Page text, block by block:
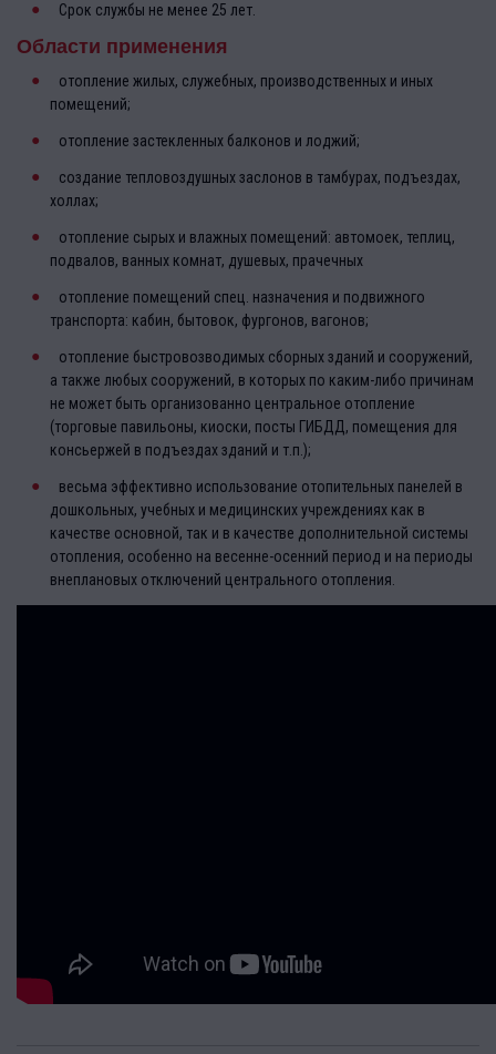
Срок службы не менее 25 лет.
Области применения
отопление жилых, служебных, производственных и иных
помещений;
отопление застекленных балконов и лоджий;
создание тепловоздушных заслонов в тамбурах, подъездах,
холлах;
отопление сырых и влажных помещений: автомоек, теплиц,
подвалов, ванных комнат, душевых, прачечных
отопление помещений спец. назначения и подвижного
транспорта: кабин, бытовок, фургонов, вагонов;
отопление быстровозводимых сборных зданий и сооружений,
а также любых сооружений, в которых по каким-либо причинам
не может быть организованно центральное отопление
(торговые павильоны, киоски, посты ГИБДД, помещения для
консьержей в подъездах зданий и т.п.);
весьма эффективно использование отопительных панелей в
дошкольных, учебных и медицинских учреждениях как в
качестве основной, так и в качестве дополнительной системы
отопления, особенно на весенне-осенний период и на периоды
внеплановых отключений центрального отопления.